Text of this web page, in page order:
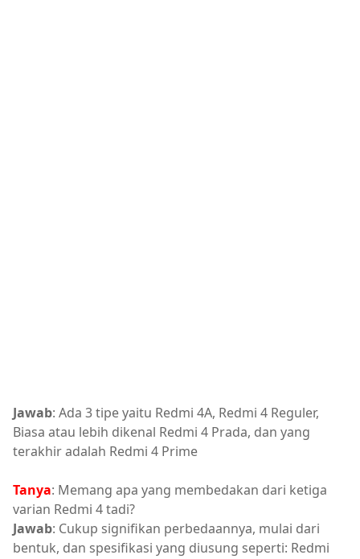
Jawab: Ada 3 tipe yaitu Redmi 4A, Redmi 4 Reguler,
Biasa atau lebih dikenal Redmi 4 Prada, dan yang
terakhir adalah Redmi 4 Prime
Tanya: Memang apa yang membedakan dari ketiga
varian Redmi 4 tadi?
Jawab: Cukup signifikan perbedaannya, mulai dari
bentuk, dan spesifikasi yang diusung seperti: Redmi